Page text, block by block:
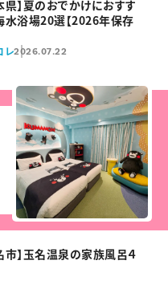
県】夏のおでかけにおすす
水浴場20選【2026年保存
レ2026.07.22
市】玉名温泉の家族風呂４